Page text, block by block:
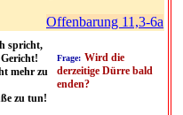
Offenbarung 11,3-6a
spricht,
mehr zu
zu tun!
Frage: Wird die
derzeitige Dürre bald
enden?